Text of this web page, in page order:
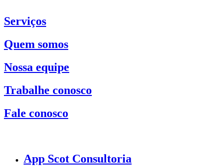
Serviços
Quem somos
Nossa equipe
Trabalhe conosco
Fale conosco
App Scot Consultoria